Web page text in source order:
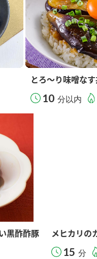
とろ～り味噌な
10 分以内
黒酢酢豚 メヒカリの
15 分